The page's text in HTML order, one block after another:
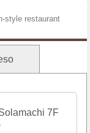
style restaurant
7F